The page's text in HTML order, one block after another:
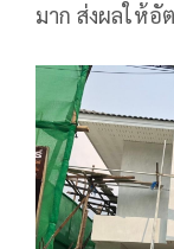
มาก ส่งผลให้